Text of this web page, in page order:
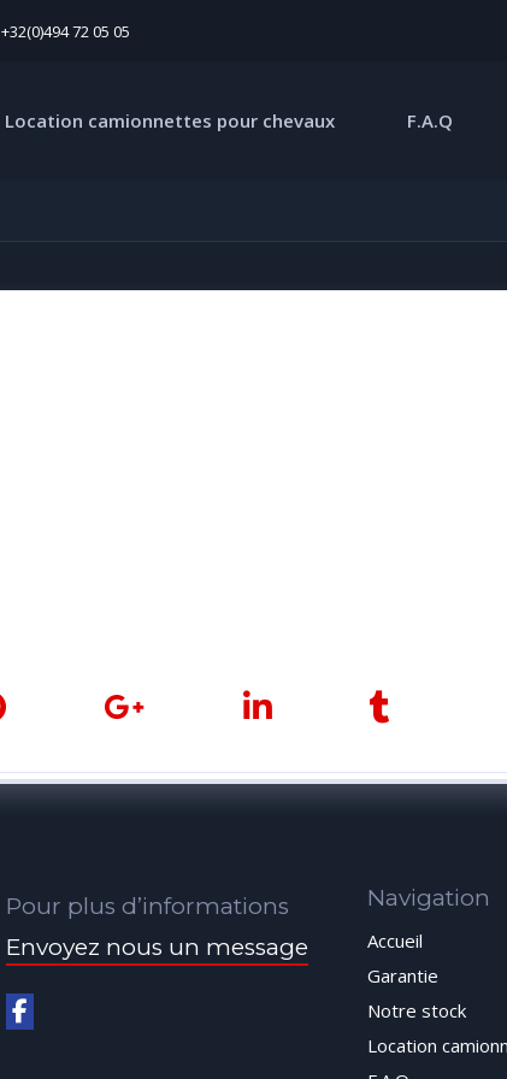
+32(0)494 72 05 05
Location camionnettes pour chevaux F.A.Q
Pour plus d’informations
Envoyez nous un message
Navigation
Accueil
Garantie
Notre stock
Location